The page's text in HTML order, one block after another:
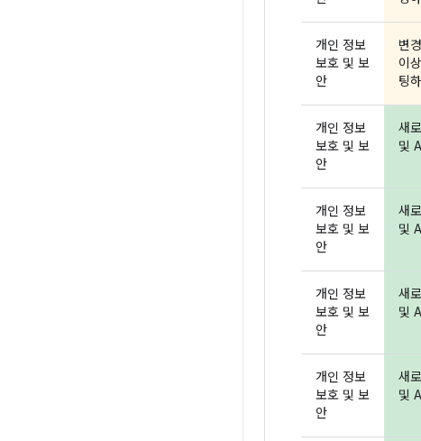
개인 정보
보호 및 보
안
변
이
팅
개인 정보
보호 및 보
안
새
및
개인 정보
보호 및 보
안
새
및
개인 정보
보호 및 보
안
새
및
개인 정보
보호 및 보
안
새
및